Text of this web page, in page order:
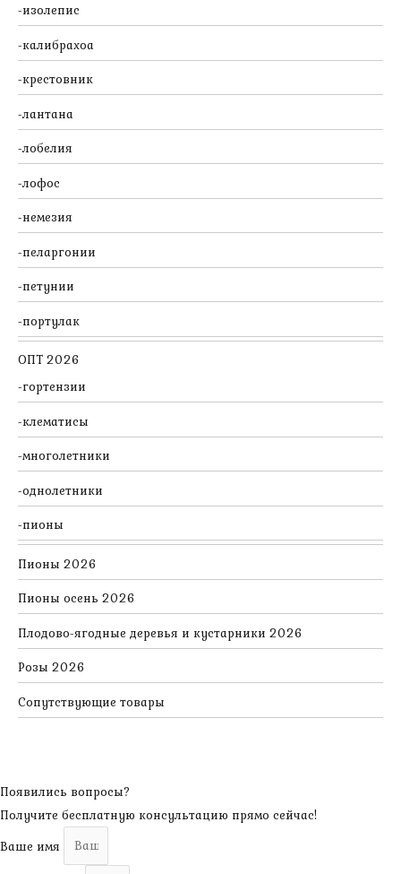
изолепис
калибрахоа
крестовник
лантана
лобелия
лофос
немезия
пеларгонии
петунии
портулак
ОПТ 2026
гортензии
клематисы
многолетники
однолетники
пионы
Пионы 2026
Пионы осень 2026
Плодово-ягодные деревья и кустарники 2026
Розы 2026
Сопутствующие товары
Появились вопросы?
Получите бесплатную консультацию прямо сейчас!
Ваше имя